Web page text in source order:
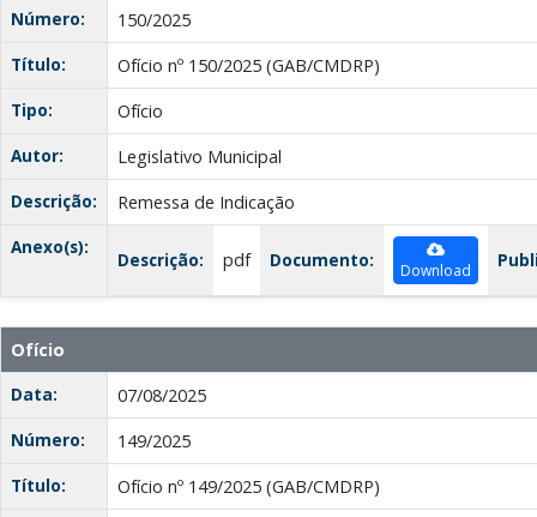
Número:
150/2025
Título:
Ofício nº 150/2025 (GAB/CMDRP)
Tipo:
Ofício
Autor:
Legislativo Municipal
Descrição:
Remessa de Indicação
Anexo(s):
Descrição: pdf Documento: Download
Ofício
Data:
07/08/2025
Número:
149/2025
Título:
Ofício nº 149/2025 (GAB/CMDRP)